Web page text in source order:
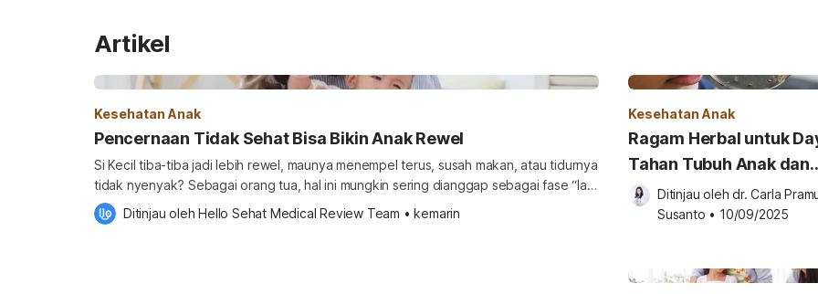
Artikel
Kesehatan Anak
Pencernaan Tidak Sehat Bisa Bikin Anak Rewel
Si Kecil tiba-tiba jadi lebih rewel, maunya menempel terus, susah makan, atau tidurnya
tidak nyenyak? Sebagai orang tua, hal ini mungkin sering dianggap sebagai fase “lagi
manja” atau “lagi GTM”. Padahal, tanda-tanda tersebut bisa saja berkaitan dengan
kondisi pencernaan si Kecil yang sedang kurang nyaman. Karena itu, penting bagi
Ditinjau oleh Hello Sehat Medical Review Team • kemarin
Kesehatan Anak
Ragam Herbal untuk
Tahan Tubuh Anak dan
Keluarga Saat Cuaca
Ditinjau oleh dr. Carla
Susanto • 10/09/2025